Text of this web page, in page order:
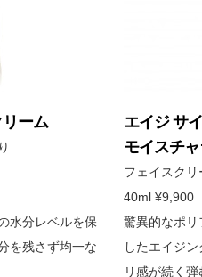
ーム
水分レベルを保
を残さず均一な
エイジ サ
モイスチ
フェイスク
40ml ¥9,900
驚異的なポ
したエイジ
リ感が続く